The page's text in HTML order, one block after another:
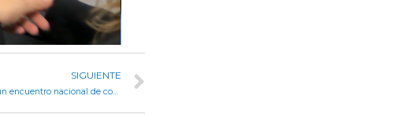
SIGUIENTE
Myrian Prunotto y Diana Mondino inauguraron un encuentro nacional de comercio y relaciones exteriores